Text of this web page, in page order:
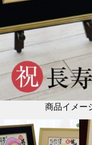
商品イメー